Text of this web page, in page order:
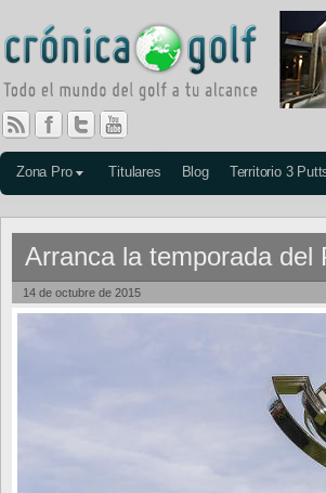
Zona Pro Titulares Blog Territorio 3
Arranca la temporada del
14 de octubre de 2015